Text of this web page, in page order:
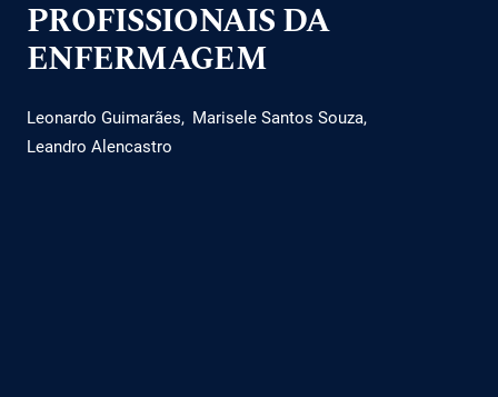
PROFISSIONAIS DA
ENFERMAGEM
Leonardo Guimarães
Marisele Santos Souza
Leandro Alencastro